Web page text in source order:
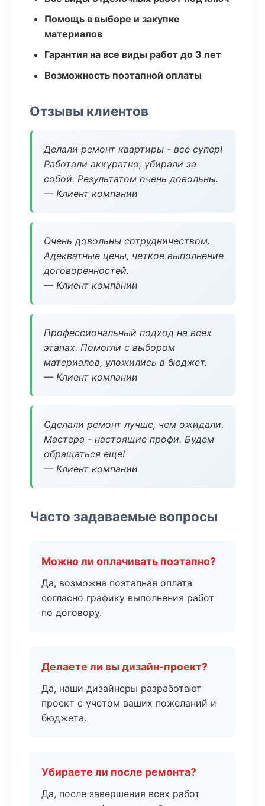
Помощь в выборе и закупке
материалов
Гарантия на все виды работ до 3 лет
Возможность поэтапной оплаты
Отзывы клиентов
Делали ремонт квартиры - все супер!
Работали аккуратно, убирали за
собой. Результатом очень довольны.
— Клиент компании
Очень довольны сотрудничеством.
Адекватные цены, четкое выполнение
договоренностей.
— Клиент компании
Профессиональный подход на всех
этапах. Помогли с выбором
материалов, уложились в бюджет.
— Клиент компании
Сделали ремонт лучше, чем ожидали.
Мастера - настоящие профи. Будем
обращаться еще!
— Клиент компании
Часто задаваемые вопросы
Можно ли оплачивать поэтапно?
Да, возможна поэтапная оплата
согласно графику выполнения работ
по договору.
Делаете ли вы дизайн-проект?
Да, наши дизайнеры разработают
проект с учетом ваших пожеланий и
бюджета.
Убираете ли после ремонта?
Да, после завершения всех работ